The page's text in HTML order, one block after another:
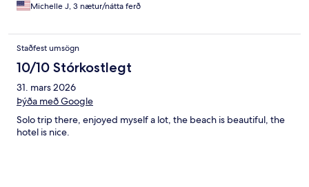
Michelle J, 3 nætur/nátta ferð
Staðfest umsögn
10/10 Stórkostlegt
31. mars 2026
Þýða með Google
Solo trip there, enjoyed myself a lot, the beach is beautiful, the
hotel is nice.